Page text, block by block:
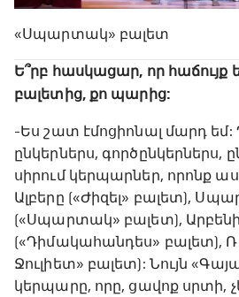
«Սպարտակ» բալետ
Ե՞րբ հասկացար, որ հաճույք
բալետից, քո պարից:
-Ես շատ էմոցիոնալ մարդ
ընկերներս,
սիրում կերպարներ, որոնք
Ալբերը («Ժիզել» բալետ),
(«Սպարտակ» բալետ),
(«Դիմակահանդես» բալետ),
Ջուլիետ» բալետ): Նույն
կերպարը, որը, ցավոք սրտի,